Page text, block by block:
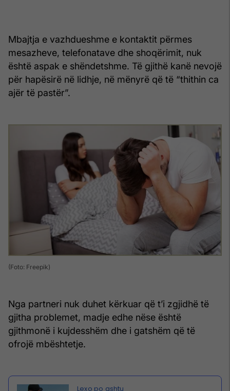
Mbajtja e vazhdueshme e kontaktit përmes
mesazheve, telefonatave dhe shoqërimit, nuk
është aspak e shëndetshme. Të gjithë kanë nevojë
për hapësirë në lidhje, në mënyrë që të “thithin ca
ajër të pastër”.
(Foto: Freepik)
Nga partneri nuk duhet kërkuar që t’i zgjidhë të
gjitha problemet, madje edhe nëse është
gjithmonë i kujdesshëm dhe i gatshëm që të
ofrojë mbështetje.